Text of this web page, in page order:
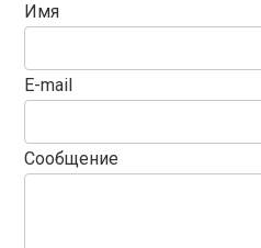
Имя
E-mail
Сообщение